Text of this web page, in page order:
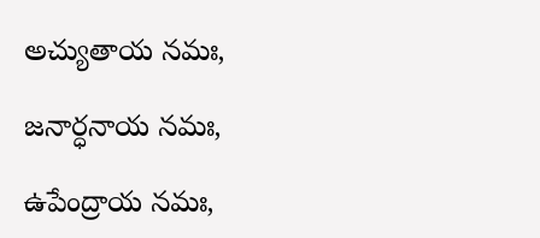
అచ్యుతాయ నమః,
జనార్ధనాయ నమః,
ఉపేంద్రాయ నమః,